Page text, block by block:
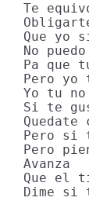
Te
Que yo
No
Pa que
Pero
Yo tu
Si te
Quedate
Pero si
Pero
Avanza
Que el
Dime si